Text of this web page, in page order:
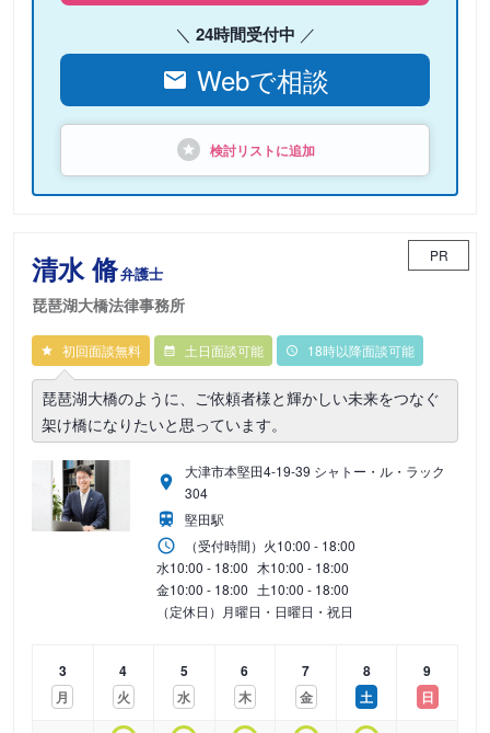
24時間受付中
Webで相談
検討リストに追加
清水 脩弁護士
琵琶湖大橋法律事務所
PR
初回面談無料 土日面談可能 18時以降面談可能
琵琶湖大橋のように、ご依頼者様と輝かしい未来をつなぐ
架け橋になりたいと思っています。
大津市本堅田4-19-39 シャトー・ル・ラック
304
堅田駅
（受付時間） 火10:00 - 18:00
水10:00 - 18:00 木10:00 - 18:00
金10:00 - 18:00 土10:00 - 18:00
（定休日）月曜日・日曜日・祝日
3
月
4
火
5
水
6
木
7
金
8
土
9
日